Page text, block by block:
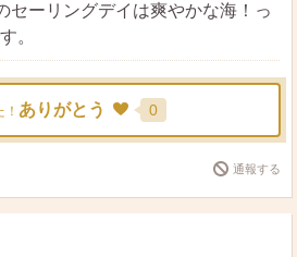
セーリングデイは爽やかな海！っ
。
ありがとう 0
通報する